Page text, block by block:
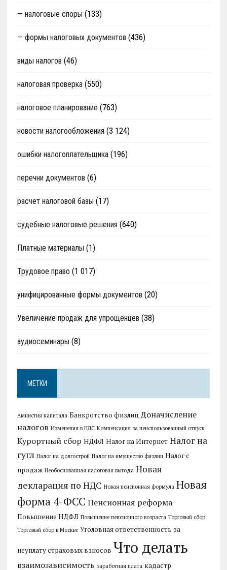
— налоговые споры (133)
— формы налоговых документов (436)
виды налогов (46)
налоговая проверка(550)
налоговое планирование (763)
новости налогообложения (3 124)
ошибки налогоплательщика(196)
перечни документов (6)
расчет налоговой базы (17)
судебные налоговые решения (640)
Платные материалы (1)
Трудовое право (1 017)
унифицированные формы документов (20)
Увеличение продаж для упрощенцев (38)
аудиосеминары (8)
МЕТКИ
Амнистия капитала Банкротство физлиц Доначисление
налогов Изменения в НДС Компенсация за неиспользованный отпуск
Курортный сбор НДФЛ Налог на Интернет Налог на
гугл Налог на долгострой Налог на имущество физлиц Налог с
продаж Необоснованная налоговая выгода Новая
декларация по НДС Новая пенсионная формула Новая
форма 4-ФСС Пенсионная реформа
Повышение НДФЛ Повышение пенсионного возраста Торговый сбор
Торговый сбор в Москве Уголовная ответственность за
неуплату страховых взносов Что делать
взаимозависимость заработная плата кадастр